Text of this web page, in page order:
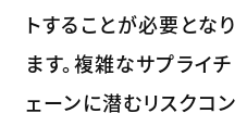
トすることが必要となり
ます。複雑なサプライチ
ェーンに潜むリスクコン